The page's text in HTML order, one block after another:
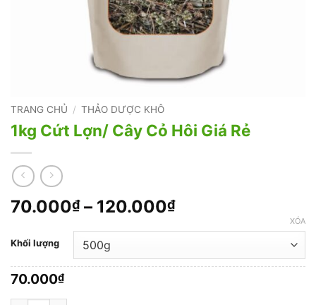
TRANG CHỦ / THẢO DƯỢC KHÔ
1kg Cứt Lợn/ Cây Cỏ Hôi Giá Rẻ
70.000₫ – 120.000₫Khoảng
70.000₫
đến
Khối lượng
XÓA
70.000₫